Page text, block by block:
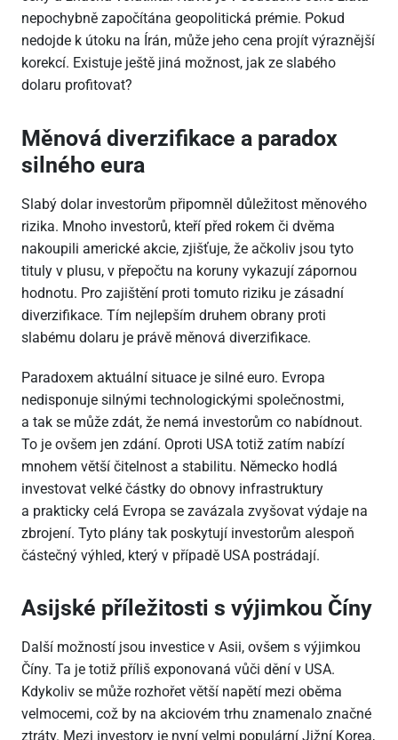
nepochybně započítána geopolitická prémie. Pokud
nedojde k útoku na Írán, může jeho cena projít výraznější
korekcí. Existuje ještě jiná možnost, jak ze slabého
dolaru profitovat?
Měnová diverzifikace a paradox
silného eura
Slabý dolar investorům připomněl důležitost měnového
rizika. Mnoho investorů, kteří před rokem či dvěma
nakoupili americké akcie, zjišťuje, že ačkoliv jsou tyto
tituly v plusu, v přepočtu na koruny vykazují zápornou
hodnotu. Pro zajištění proti tomuto riziku je zásadní
diverzifikace. Tím nejlepším druhem obrany proti
slabému dolaru je právě měnová diverzifikace.
Paradoxem aktuální situace je silné euro. Evropa
nedisponuje silnými technologickými společnostmi,
a tak se může zdát, že nemá investorům co nabídnout.
To je ovšem jen zdání. Oproti USA totiž zatím nabízí
mnohem větší čitelnost a stabilitu. Německo hodlá
investovat velké částky do obnovy infrastruktury
a prakticky celá Evropa se zavázala zvyšovat výdaje na
zbrojení. Tyto plány tak poskytují investorům alespoň
částečný výhled, který v případě USA postrádají.
Asijské příležitosti s výjimkou Číny
Další možností jsou investice v Asii, ovšem s výjimkou
Číny. Ta je totiž příliš exponovaná vůči dění v USA.
Kdykoliv se může rozhořet větší napětí mezi oběma
velmocemi, což by na akciovém trhu znamenalo značné
ztráty. Mezi investory je nyní velmi populární Jižní Korea,